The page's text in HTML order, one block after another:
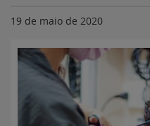
19 de maio de 2020